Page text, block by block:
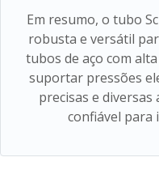
Em resumo, o tubo
robusta e versátil
tubos de aço com
suportar pressões
precisas e diversas
confiável para